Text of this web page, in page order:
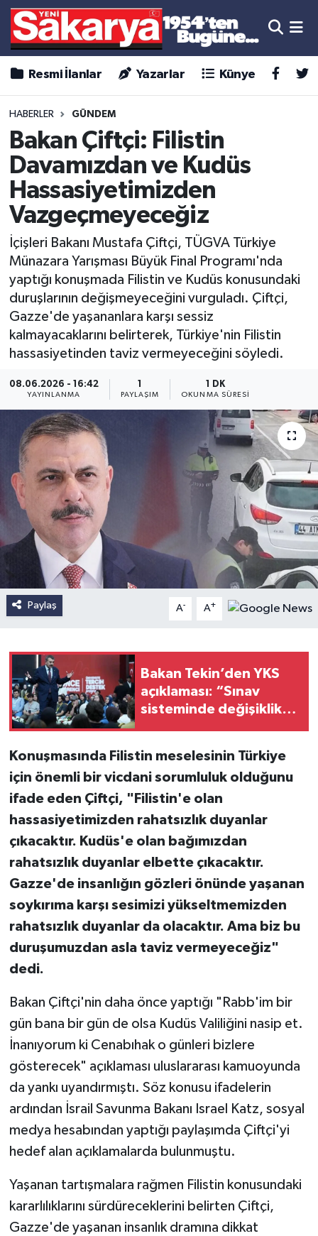
Resmi İlanlar Yazarlar Künye
HABERLER GÜNDEM
Bakan Çiftçi: Filistin
Davamızdan ve Kudüs
Hassasiyetimizden
Vazgeçmeyeceğiz
İçişleri Bakanı Mustafa Çiftçi, TÜGVA Türkiye
Münazara Yarışması Büyük Final Programı'nda
yaptığı konuşmada Filistin ve Kudüs konusundaki
duruşlarının değişmeyeceğini vurguladı. Çiftçi,
Gazze'de yaşananlara karşı sessiz
kalmayacaklarını belirterek, Türkiye'nin Filistin
hassasiyetinden taviz vermeyeceğini söyledi.
08.06.2026 - 16:42
YAYINLANMA PAYLAŞIM
1 DK
OKUNMA SÜRESI
Paylaş A- A+
Bakan Tekin’den YKS
açıklaması: “Sınav
sisteminde değişiklik
Konuşmasında Filistin meselesinin Türkiye
için önemli bir vicdani sorumluluk olduğunu
ifade eden Çiftçi, "Filistin'e olan
hassasiyetimizden rahatsızlık duyanlar
çıkacaktır. Kudüs'e olan bağımızdan
rahatsızlık duyanlar elbette çıkacaktır.
Gazze'de insanlığın gözleri önünde yaşanan
soykırıma karşı sesimizi yükseltmemizden
rahatsızlık duyanlar da olacaktır. Ama biz bu
duruşumuzdan asla taviz vermeyeceğiz"
dedi.
Bakan Çiftçi'nin daha önce yaptığı "Rabb'im bir
gün bana bir gün de olsa Kudüs Valiliğini nasip et.
İnanıyorum ki Cenabıhak o günleri bizlere
gösterecek" açıklaması uluslararası kamuoyunda
da yankı uyandırmıştı. Söz konusu ifadelerin
ardından İsrail Savunma Bakanı Israel Katz, sosyal
medya hesabından yaptığı paylaşımda Çiftçi'yi
hedef alan açıklamalarda bulunmuştu.
Yaşanan tartışmalara rağmen Filistin konusundaki
kararlılıklarını sürdüreceklerini belirten Çiftçi,
Gazze'de yaşanan insanlık dramına dikkat